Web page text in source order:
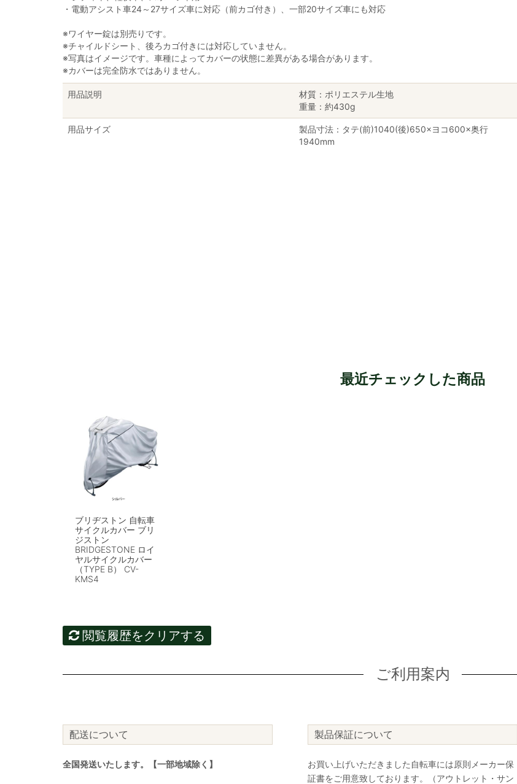
・電動アシスト車24～27サイズ車に対応（前カゴ付き）、一部20サイズ車にも対応
※ワイヤー錠は別売りです。
※チャイルドシート、後ろカゴ付きには対応していません。
※写真はイメージです。車種によってカバーの状態に差異がある場合があります。
※カバーは完全防水ではありません。
用品説明
材質：ポリエステル生地
重量：約430g
用品サイズ
製品寸法：タテ(前)1040(後)650×ヨコ600×奥行
1940mm
最近チェックした商品
ブリヂストン 自転車
サイクルカバー ブリ
ジストン
BRIDGESTONE ロイ
ヤルサイクルカバー
（TYPE B） CV-
KMS4
閲覧履歴をクリアする
ご利用案内
配送について
全国発送いたします。【一部地域除く】
製品保証について
お買い上げいただきました自転車には原則メーカー保
証書をご用意致しております。（アウトレット・サン